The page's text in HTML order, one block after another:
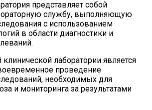
представляет собой
службу, выполняющую
с использованием
в области диагностики и
лаборатории является
проведение
необходимых для
и мониторинга за результатами